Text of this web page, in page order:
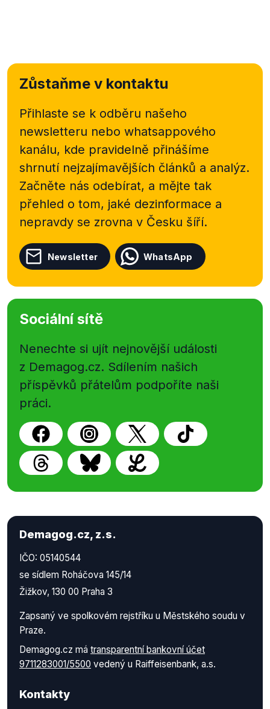
Zůstaňme v kontaktu
Přihlaste se k odběru našeho
newsletteru nebo whatsappového
kanálu, kde pravidelně přinášíme
shrnutí nejzajímavějších článků a analýz.
Začněte nás odebírat, a mějte tak
přehled o tom, jaké dezinformace a
nepravdy se zrovna v Česku šíří.
Newsletter WhatsApp
Sociální sítě
Nenechte si ujít nejnovější události
z Demagog.cz. Sdílením našich
příspěvků přátelům podpoříte naši
práci.
Demagog.cz, z.s.
IČO: 05140544
se sídlem Roháčova 145/14
Žižkov, 130 00 Praha 3
Zapsaný ve spolkovém rejstříku u Městského soudu v
Praze.
Demagog.cz má transparentní bankovní účet
9711283001/5500 vedený u Raiffeisenbank, a.s.
Kontakty